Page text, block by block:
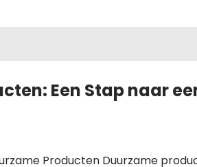
Een Stap naar
Producten Duurzame